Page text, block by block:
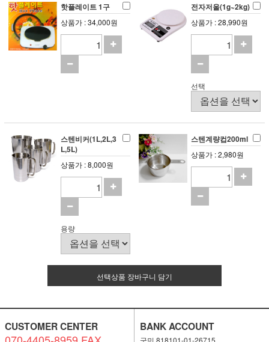
핫플레이트 1구
상품가 : 34,000원
전자저울(1g~2kg)
상품가 : 28,990원
선택
스텐비커(1L,2L,3
L,5L)
상품가 : 8,000원
용량
스텐계량컵200ml
상품가 : 2,980원
선택상품 장바구니 담기
CUSTOMER CENTER BANK ACCOUNT
국민 818101-01-26715